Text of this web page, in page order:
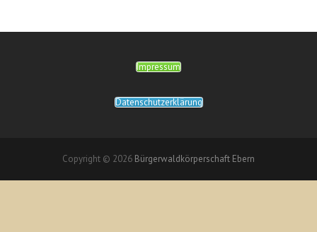
Impressum
Datenschutzerklärung
Copyright © 2026 Bürgerwaldkörperschaft Ebern